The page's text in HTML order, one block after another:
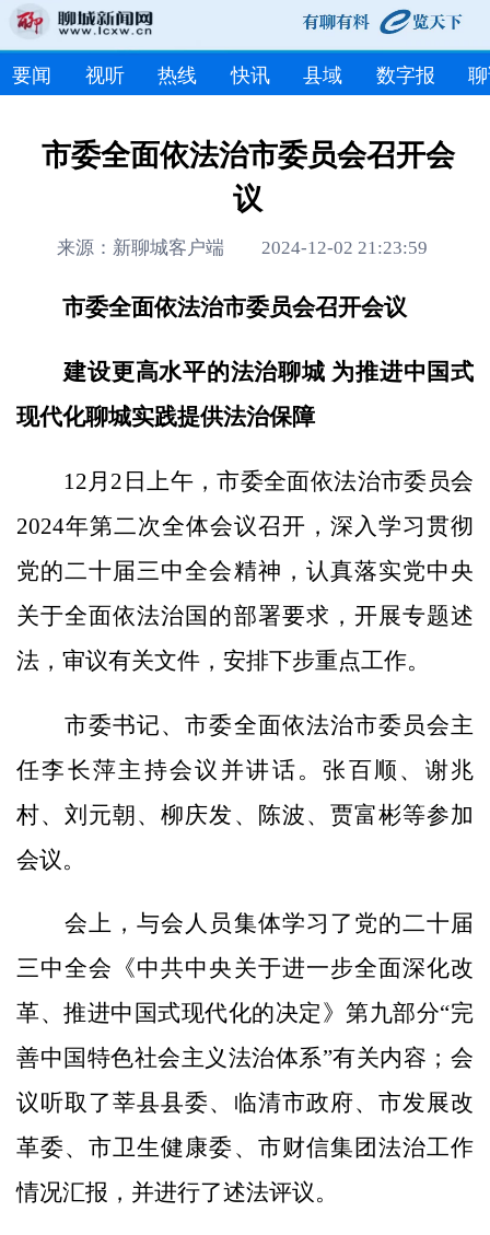
要闻 视听 热线 快讯 县域 数字报
市委全面依法治市委员会召开会
议
来源：新聊城客户端 2024-12-02 21:23:59
市委全面依法治市委员会召开会议
建设更高水平的法治聊城 为推进中国式
现代化聊城实践提供法治保障
12月2日上午，市委全面依法治市委员会
2024年第二次全体会议召开，深入学习贯彻
党的二十届三中全会精神，认真落实党中央
关于全面依法治国的部署要求，开展专题述
法，审议有关文件，安排下步重点工作。
市委书记、市委全面依法治市委员会主
任李长萍主持会议并讲话。张百顺、谢兆
村、刘元朝、柳庆发、陈波、贾富彬等参加
会议。
会上，与会人员集体学习了党的二十届
三中全会《中共中央关于进一步全面深化改
革、推进中国式现代化的决定》第九部分“完
善中国特色社会主义法治体系”有关内容；会
议听取了莘县县委、临清市政府、市发展改
革委、市卫生健康委、市财信集团法治工作
情况汇报，并进行了述法评议。